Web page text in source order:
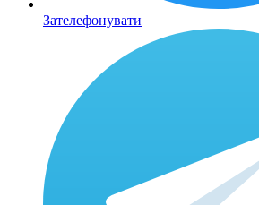
Зателефонувати